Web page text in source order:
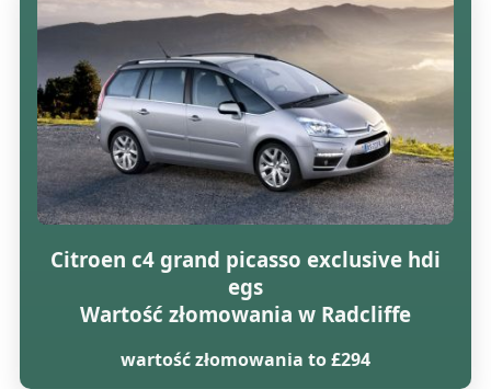
Citroen c4 grand picasso exclusive hdi
egs
Wartość złomowania w Radcliffe
wartość złomowania to £294